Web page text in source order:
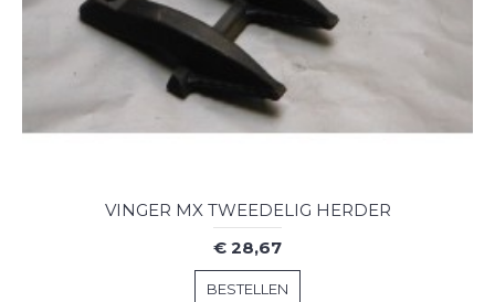
VINGER MX TWEEDELIG HERDER
€ 28,67
BESTELLEN